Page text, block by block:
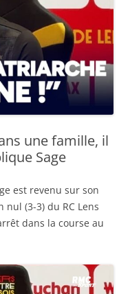
une famille, il
Sage
est revenu sur son
(3-3) du RC Lens
dans la course au